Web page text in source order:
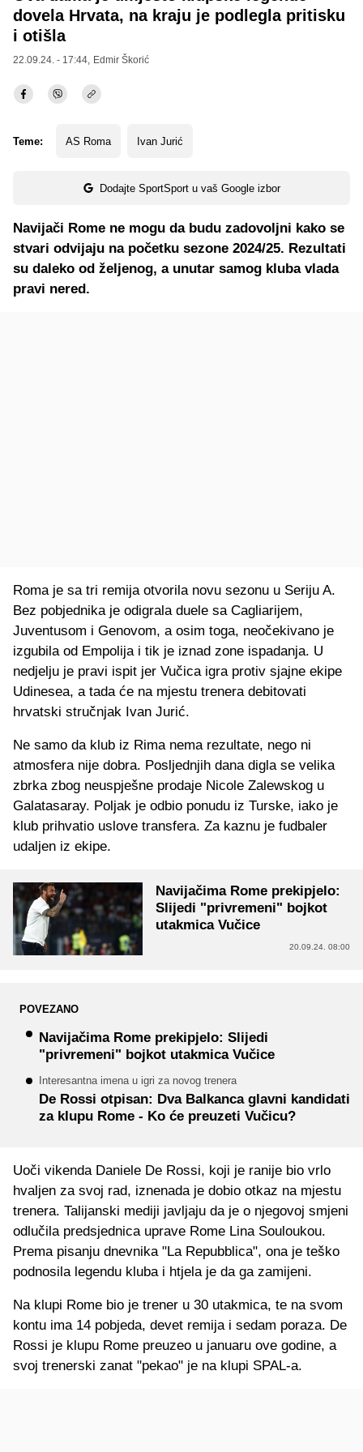
dovela Hrvata, na kraju je podlegla pritisku
i otišla
22.09.24. - 17:44, Edmir Škorić
Teme: AS Roma Ivan Jurić
Dodajte SportSport u vaš Google izbor
Navijači Rome ne mogu da budu zadovoljni kako se
stvari odvijaju na početku sezone 2024/25. Rezultati
su daleko od željenog, a unutar samog kluba vlada
pravi nered.
Roma je sa tri remija otvorila novu sezonu u Seriju A.
Bez pobjednika je odigrala duele sa Cagliarijem,
Juventusom i Genovom, a osim toga, neočekivano je
izgubila od Empolija i tik je iznad zone ispadanja. U
nedjelju je pravi ispit jer Vučica igra protiv sjajne ekipe
Udinesea, a tada će na mjestu trenera debitovati
hrvatski stručnjak Ivan Jurić.
Ne samo da klub iz Rima nema rezultate, nego ni
atmosfera nije dobra. Posljednjih dana digla se velika
zbrka zbog neuspješne prodaje Nicole Zalewskog u
Galatasaray. Poljak je odbio ponudu iz Turske, iako je
klub prihvatio uslove transfera. Za kaznu je fudbaler
udaljen iz ekipe.
Navijačima Rome prekipjelo:
Slijedi "privremeni" bojkot
utakmica Vučice
20.09.24. 08:00
POVEZANO
Navijačima Rome prekipjelo: Slijedi
"privremeni" bojkot utakmica Vučice
Interesantna imena u igri za novog trenera
De Rossi otpisan: Dva Balkanca glavni kandidati
za klupu Rome - Ko će preuzeti Vučicu?
Uoči vikenda Daniele De Rossi, koji je ranije bio vrlo
hvaljen za svoj rad, iznenada je dobio otkaz na mjestu
trenera. Talijanski mediji javljaju da je o njegovoj smjeni
odlučila predsjednica uprave Rome Lina Souloukou.
Prema pisanju dnevnika "La Repubblica", ona je teško
podnosila legendu kluba i htjela je da ga zamijeni.
Na klupi Rome bio je trener u 30 utakmica, te na svom
kontu ima 14 pobjeda, devet remija i sedam poraza. De
Rossi je klupu Rome preuzeo u januaru ove godine, a
svoj trenerski zanat "pekao" je na klupi SPAL-a.